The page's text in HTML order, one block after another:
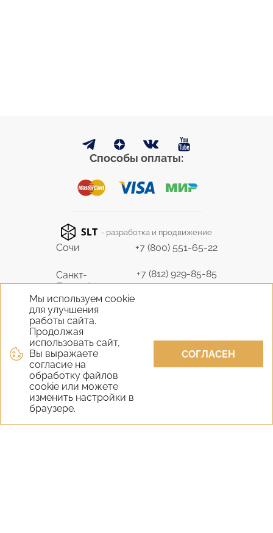
Мы используем cookie
для улучшения
работы сайта.
Продолжая
использовать сайт,
Вы выражаете
согласие на
обработку файлов
cookie или можете
изменить настройки в
браузере.
СОГЛАСЕН
Способы оплаты:
- разработка и продвижение
Сочи +7 (800) 551-65-22
Санкт-
Петербург
+7 (812) 929-85-85
9298585@bk.ru
Москва
Крым
+7 (978) 824-31-10
vernisage-c@mail.ru
Екатеринбург